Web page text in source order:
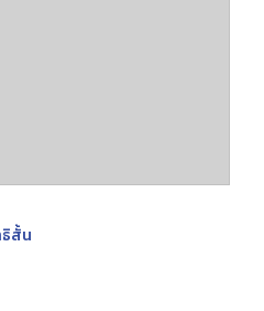
สั้น